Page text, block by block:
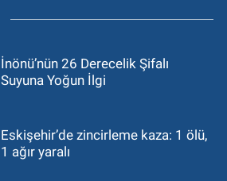
İnönü’nün 26 Derecelik Şifalı
Suyuna Yoğun İlgi
Eskişehir’de zincirleme kaza: 1 ölü,
1 ağır yaralı